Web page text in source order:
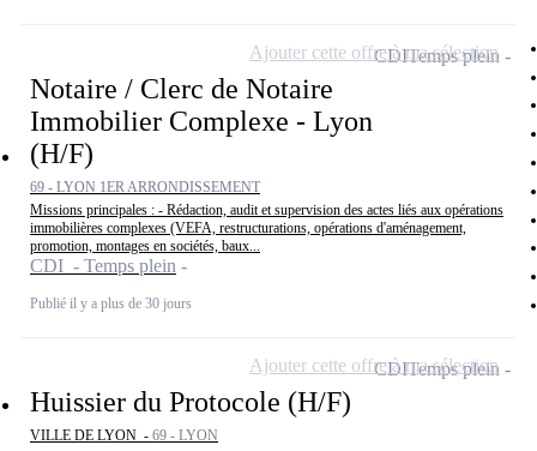
Notaire / Clerc de Notaire
Immobilier Complexe - Lyon
(H/F)
69 - LYON 1ER ARRONDISSEMENT
Missions principales : - Rédaction, audit et supervision des actes liés aux opérations
immobilières complexes (VEFA, restructurations, opérations d'aménagement,
promotion, montages en sociétés, baux...
CDI - Temps plein
Publié il y a plus de 30 jours
CDITemps plein
Ajouter cette offre à ma sélection
Huissier du Protocole (H/F)
VILLE DE LYON - 69 - LYON
CDITemps plein
Ajouter cette offre à ma sélection